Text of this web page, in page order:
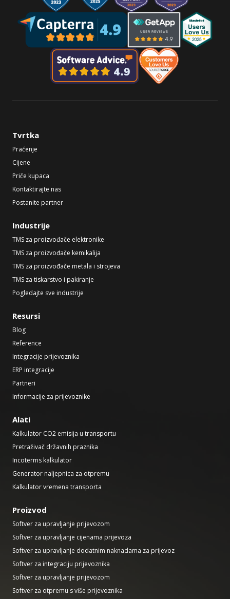
Tvrtka
Praćenje
Cijene
Priče kupaca
Kontaktirajte nas
Postanite partner
Industrije
TMS za proizvođače elektronike
TMS za proizvođače kemikalija
TMS za proizvođače metala i strojeva
TMS za tiskarstvo i pakiranje
Pogledajte sve industrije
Resursi
Blog
Reference
Integracije prijevoznika
ERP integracije
Partneri
Informacije za prijevoznike
Alati
Kalkulator CO2 emisija u transportu
Pretraživač državnih praznika
Incoterms kalkulator
Generator naljepnica za otpremu
Kalkulator vremena transporta
Proizvod
Softver za upravljanje prijevozom
Softver za upravljanje cijenama prijevoza
Softver za upravljanje dodatnim naknadama za prijevoz
Softver za integraciju prijevoznika
Softver za upravljanje prijevozom
Softver za otpremu s više prijevoznika